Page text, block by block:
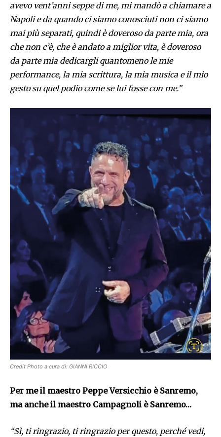
avevo vent’anni seppe di me, mi mandò a chiamare a
Napoli e da quando ci siamo conosciuti non ci siamo
mai più separati, quindi è doveroso da parte mia, ora
che non c’è, che è andato a miglior vita, è doveroso
da parte mia dedicargli quantomeno le mie
performance, la mia scrittura, la mia musica e il mio
gesto su quel podio come se lui fosse con me.”
Credit Photo a cura di: GIANNI RICCIO
Per me il maestro Peppe Versicchio è Sanremo,
ma anche il maestro Campagnoli è Sanremo…
“Sì, ti ringrazio, ti ringrazio per questo, perché vedi,